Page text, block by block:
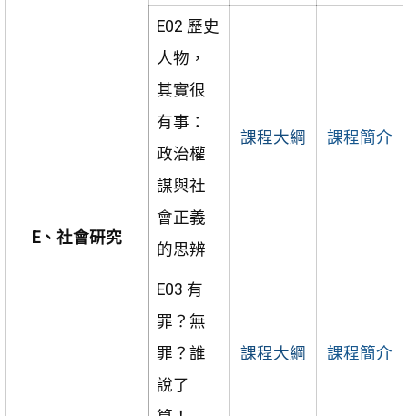
E、社會研究
E02 歷史
人物，
其實很
有事：
政治權
謀與社
會正義
的思辨
課程大綱 課程簡介
E03 有
罪？無
罪？誰
說了
課程大綱 課程簡介